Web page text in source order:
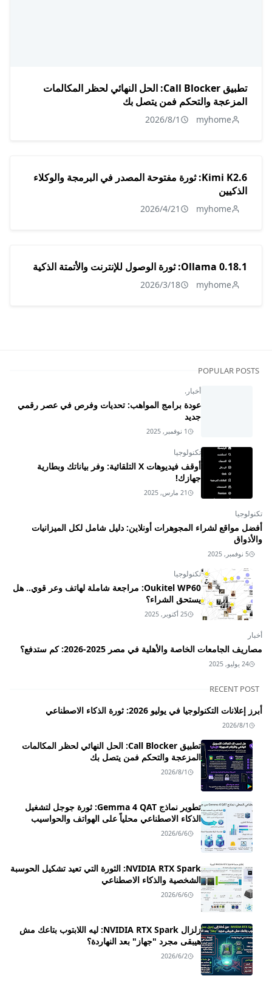
تطبيق Call Blocker: الحل النهائي لحظر المكالمات
المزعجة والتحكم فمن يتصل بك
myhome
2026/8/1
Kimi K2.6: ثورة مفتوحة المصدر في البرمجة والوكلاء
الذكيين
myhome
2026/4/21
Ollama 0.18.1: ثورة الوصول للإنترنت والأتمتة الذكية
myhome
2026/3/18
POPULAR POSTS
أخبار.
عودة برامج المواهب: تحديات وفرص في عصر رقمي
جديد
1 نوفمبر, 2025
تكنولوجيا
أوقف فيديوهات X التلقائية: وفر بياناتك وبطارية
جهازك!
21 مارس, 2025
تكنولوجيا
أفضل مواقع لشراء المجوهرات أونلاين: دليل شامل لكل الميزانيات
والأذواق
5 نوفمبر, 2025
تكنولوجيا
Oukitel WP60: مراجعة شاملة لهاتف وعر قوي.. هل
يستحق الشراء؟
25 أكتوبر, 2025
أخبار
مصاريف الجامعات الخاصة والأهلية في مصر 2025-2026: كم ستدفع؟
24 يوليو, 2025
RECENT POST
أبرز إعلانات التكنولوجيا في يوليو 2026: ثورة الذكاء الاصطناعي
2026/8/1
تطبيق Call Blocker: الحل النهائي لحظر المكالمات
المزعجة والتحكم فمن يتصل بك
2026/8/1
تطوير نماذج Gemma 4 QAT: ثورة جوجل لتشغيل
الذكاء الاصطناعي محلياً على الهواتف والحواسيب
2026/6/6
NVIDIA RTX Spark: الثورة التي تعيد تشكيل الحوسبة
الشخصية والذكاء الاصطناعي
2026/6/6
زلزال NVIDIA RTX Spark: ليه اللابتوب بتاعك مش
هيبقى مجرد "جهاز" بعد النهاردة؟
2026/6/2